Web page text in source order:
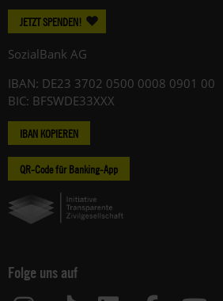
JETZT SPENDEN!
SozialBank AG
IBAN: DE23 3702 0500 0008 0901 00
BIC: BFSWDE33XXX
IBAN KOPIEREN
QR-Code für Banking-App
Folge uns auf